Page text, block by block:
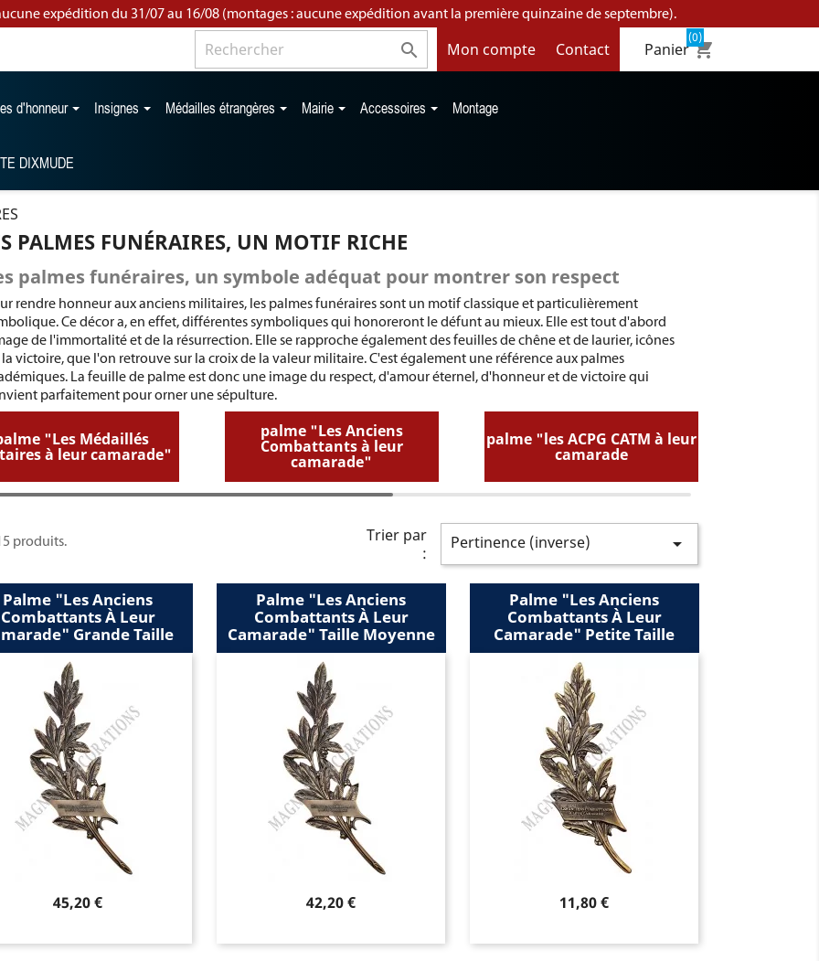
expédition du 31/07 au 16/08 (montages : aucune expédition avant la première quinzaine de septembre).
 Mon compte Contact Paniershopping_cart
(0)
d'honneur Insignes Médailles étrangères Mairie Accessoires Montage
DIXMUDE
PALMES FUNÉRAIRES, UN MOTIF RICHE
palmes funéraires, un symbole adéquat pour montrer son respect
rendre honneur aux anciens militaires, les palmes funéraires sont un motif classique et particulièrement
Ce décor a, en effet, différentes symboliques qui honoreront le défunt au mieux. Elle est tout d'abord
de l'immortalité et de la résurrection. Elle se rapproche également des feuilles de chêne et de laurier, icônes
victoire, que l'on retrouve sur la croix de la valeur militaire. C'est également une référence aux palmes
La feuille de palme est donc une image du respect, d'amour éternel, d'honneur et de victoire qui
parfaitement pour orner une sépulture.
"Les Médaillés
à leur camarade"
palme "Les Anciens
Combattants à leur
camarade"
palme "les ACPG CATM à leur
camarade
produits.
Trier par
:
Pertinence (inverse) 
Palme "les Anciens
Combattants À Leur
Grande Taille
Prix
45,20 €
Palme "les Anciens
Combattants À Leur
Camarade" Taille Moyenne
Prix
42,20 €
Palme "les Anciens
Combattants À Leur
Camarade" Petite Taille
Prix
11,80 €